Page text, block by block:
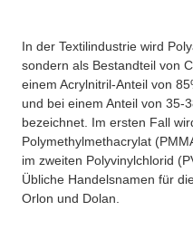
In der Textilindustrie wird
sondern als Bestandteil von
einem Acrylnitril-Anteil von
und bei einem Anteil von 35-
bezeichnet. Im ersten Fall
Polymethylmethacrylat
im zweiten Polyvinylchlorid
Übliche Handelsnamen für
Orlon und Dolan.